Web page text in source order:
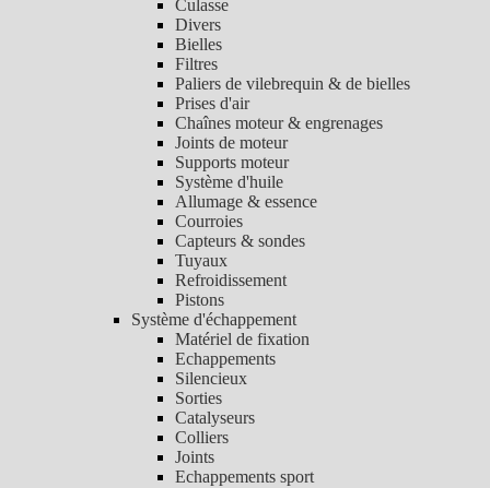
Culasse
Divers
Bielles
Filtres
Paliers de vilebrequin & de bielles
Prises d'air
Chaînes moteur & engrenages
Joints de moteur
Supports moteur
Système d'huile
Allumage & essence
Courroies
Capteurs & sondes
Tuyaux
Refroidissement
Pistons
Système d'échappement
Matériel de fixation
Echappements
Silencieux
Sorties
Catalyseurs
Colliers
Joints
Echappements sport